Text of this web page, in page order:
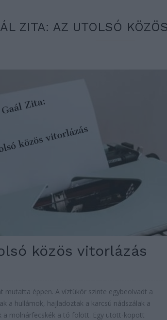
ZITA: AZ UTOLSÓ
közös vitorlázás
mutatta éppen. A víztükör szinte egybeolvadt a
a hullámok, hajladoztak a karcsú nádszálak a
a molnárfecskék a tó fölött. Egy ütött-kopott